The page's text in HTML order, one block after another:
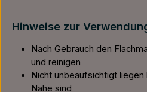
Hinweise zur
Nach Gebrauch den
und reinigen
Nicht unbeaufsichtigt
Nähe sind